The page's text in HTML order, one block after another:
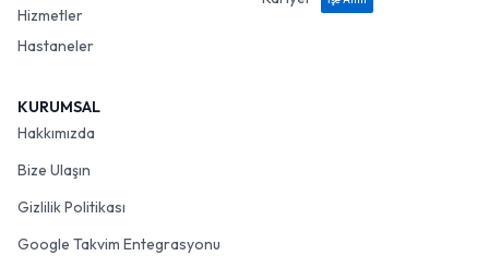
Hizmetler
Hastaneler
KURUMSAL
Hakkımızda
Bize Ulaşın
Gizlilik Politikası
Google Takvim Entegrasyonu